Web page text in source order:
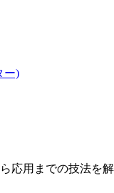
ー)
応用までの技法を解